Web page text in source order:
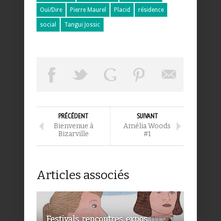
Ouï/Dire Pierre Maurel Placid résidence
social Tangui Jossic
PRÉCÉDENT
Bienvenue à
Bizarville
SUIVANT
Amélia Woods
#1
Articles associés
Festivals, rencontres, expos…